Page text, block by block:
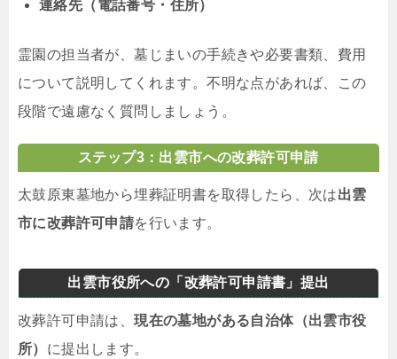
連絡先（電話番号・住所）
霊園の担当者が、墓じまいの手続きや必要書類、費用
について説明してくれます。不明な点があれば、この
段階で遠慮なく質問しましょう。
ステップ3：出雲市への改葬許可申請
太鼓原東墓地から埋葬証明書を取得したら、次は出雲
市に改葬許可申請を行います。
出雲市役所への「改葬許可申請書」提出
改葬許可申請は、現在の墓地がある自治体（出雲市役
所） に提出します。